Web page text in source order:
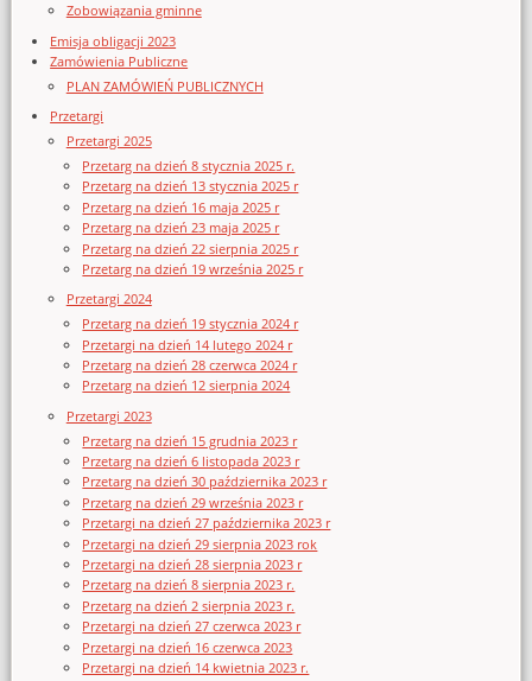
Zobowiązania gminne
Emisja obligacji 2023
Zamówienia Publiczne
PLAN ZAMÓWIEŃ PUBLICZNYCH
Przetargi
Przetargi 2025
Przetarg na dzień 8 stycznia 2025 r.
Przetarg na dzień 13 stycznia 2025 r
Przetarg na dzień 16 maja 2025 r
Przetarg na dzień 23 maja 2025 r
Przetarg na dzień 22 sierpnia 2025 r
Przetarg na dzień 19 września 2025 r
Przetargi 2024
Przetarg na dzień 19 stycznia 2024 r
Przetargi na dzień 14 lutego 2024 r
Przetarg na dzień 28 czerwca 2024 r
Przetarg na dzień 12 sierpnia 2024
Przetargi 2023
Przetarg na dzień 15 grudnia 2023 r
Przetarg na dzień 6 listopada 2023 r
Przetarg na dzień 30 października 2023 r
Przetarg na dzień 29 września 2023 r
Przetargi na dzień 27 października 2023 r
Przetargi na dzień 29 sierpnia 2023 rok
Przetargi na dzień 28 sierpnia 2023 r
Przetarg na dzień 8 sierpnia 2023 r.
Przetarg na dzień 2 sierpnia 2023 r.
Przetargi na dzień 27 czerwca 2023 r
Przetargi na dzień 16 czerwca 2023
Przetargi na dzień 14 kwietnia 2023 r.